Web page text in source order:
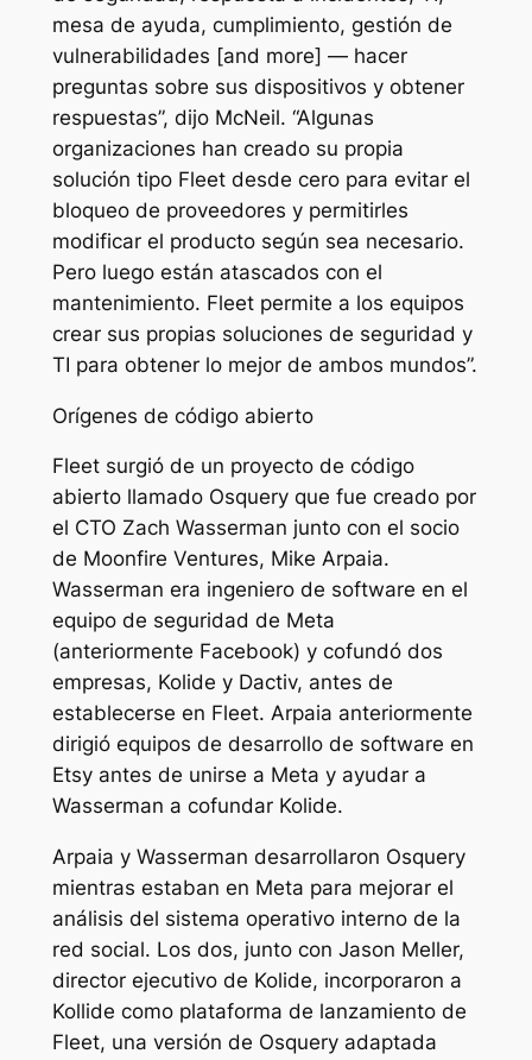
mesa de ayuda, cumplimiento, gestión de
vulnerabilidades [and more] — hacer
preguntas sobre sus dispositivos y obtener
respuestas”, dijo McNeil. “Algunas
organizaciones han creado su propia
solución tipo Fleet desde cero para evitar el
bloqueo de proveedores y permitirles
modificar el producto según sea necesario.
Pero luego están atascados con el
mantenimiento. Fleet permite a los equipos
crear sus propias soluciones de seguridad y
TI para obtener lo mejor de ambos mundos”.
Orígenes de código abierto
Fleet surgió de un proyecto de código
abierto llamado Osquery que fue creado por
el CTO Zach Wasserman junto con el socio
de Moonfire Ventures, Mike Arpaia.
Wasserman era ingeniero de software en el
equipo de seguridad de Meta
(anteriormente Facebook) y cofundó dos
empresas, Kolide y Dactiv, antes de
establecerse en Fleet. Arpaia anteriormente
dirigió equipos de desarrollo de software en
Etsy antes de unirse a Meta y ayudar a
Wasserman a cofundar Kolide.
Arpaia y Wasserman desarrollaron Osquery
mientras estaban en Meta para mejorar el
análisis del sistema operativo interno de la
red social. Los dos, junto con Jason Meller,
director ejecutivo de Kolide, incorporaron a
Kollide como plataforma de lanzamiento de
Fleet, una versión de Osquery adaptada